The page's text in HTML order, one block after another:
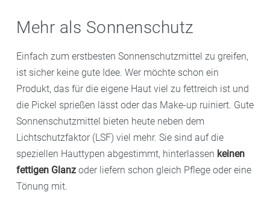
Mehr als Sonnenschutz
Einfach zum erstbesten Sonnenschutzmittel zu greifen,
ist sicher keine gute Idee. Wer möchte schon ein
Produkt, das für die eigene Haut viel zu fettreich ist und
die Pickel sprießen lässt oder das Make-up ruiniert. Gute
Sonnenschutzmittel bieten heute neben dem
Lichtschutzfaktor (LSF) viel mehr. Sie sind auf die
speziellen Hauttypen abgestimmt, hinterlassen keinen
fettigen Glanz oder liefern schon gleich Pflege oder eine
Tönung mit.